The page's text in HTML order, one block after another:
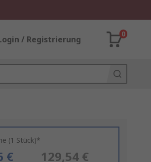
/ Registrierung
0
(1 Stück)*
€ 129,54 €